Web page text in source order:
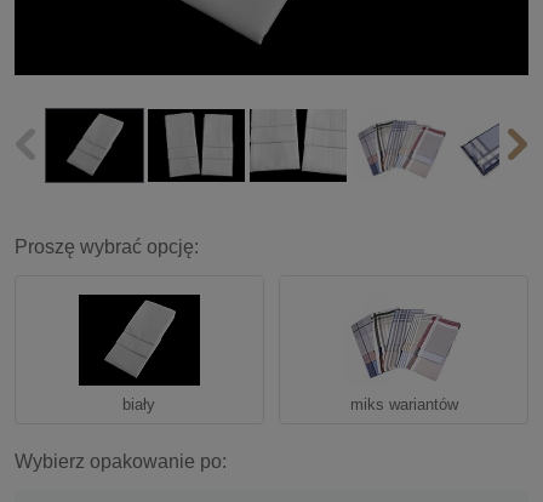
Proszę wybrać opcję:
biały miks wariantów
Wybierz opakowanie po: